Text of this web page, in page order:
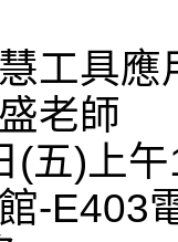
工具應
老師
(五)上
-E403